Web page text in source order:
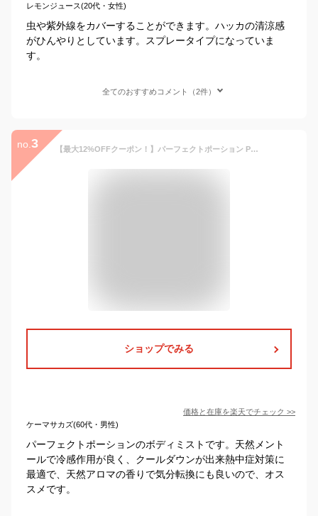
レモンジュース(20代・女性)
虫や紫外線をカバーすることができます。ハッカの清涼感
がひんやりとしています。スプレータイプになっていま
す。
全てのおすすめコメント（2件）
no. 3 【最大12%OFFクーポン！】パーフェクトポーション PERFECT POTION クールミントボディスプレー スーパー エクストラ 100ml ボディミスト ひんやり 冷感ミスト 冷却 ハッカ アロマスプレー クールダウン リフレッシュ アウトドア 天然メントール
ショップでみる
価格と在庫を楽天でチェック >>
ケーマサカズ(60代・男性)
パーフェクトポーションのボディミストです。天然メント
ールで冷感作用が良く、クールダウンが出来熱中症対策に
最適で、天然アロマの香りで気分転換にも良いので、オス
スメです。